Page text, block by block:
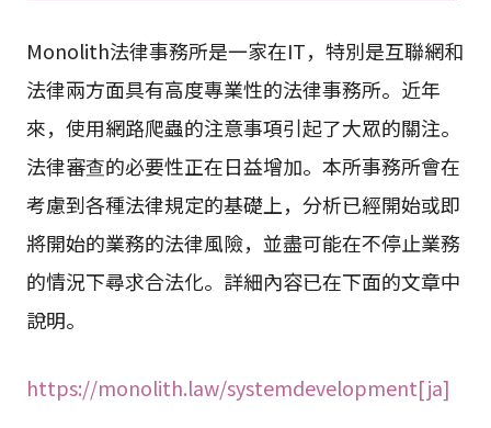
Monolith法律事務所是一家在IT，特別是互聯網和
法律兩方面具有高度專業性的法律事務所。近年
來，使用網路爬蟲的注意事項引起了大眾的關注。
法律審查的必要性正在日益增加。本所事務所會在
考慮到各種法律規定的基礎上，分析已經開始或即
將開始的業務的法律風險，並盡可能在不停止業務
的情況下尋求合法化。詳細內容已在下面的文章中
說明。
https://monolith.law/systemdevelopment[ja]